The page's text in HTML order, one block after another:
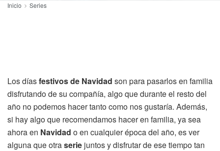
Inicio Series
Los díasfestivos de Navidad son para pasarlos en familia
disfrutando de su compañía, algo que durante el resto del
año no podemos hacer tanto como nos gustaría. Además,
si hay algo que recomendamos hacer en familia, ya sea
ahora en Navidad o en cualquier época del año, es ver
alguna que otraserie juntos y disfrutar de ese tiempo tan